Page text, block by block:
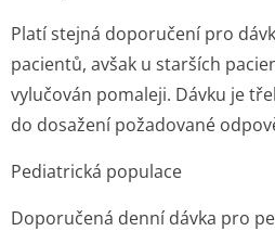
Platí stejná doporučení pro
pacientů, avšak u starších
vylučován pomaleji. Dávku je
do dosažení požadované
Pediatrická populace
Doporučená denní dávka pro